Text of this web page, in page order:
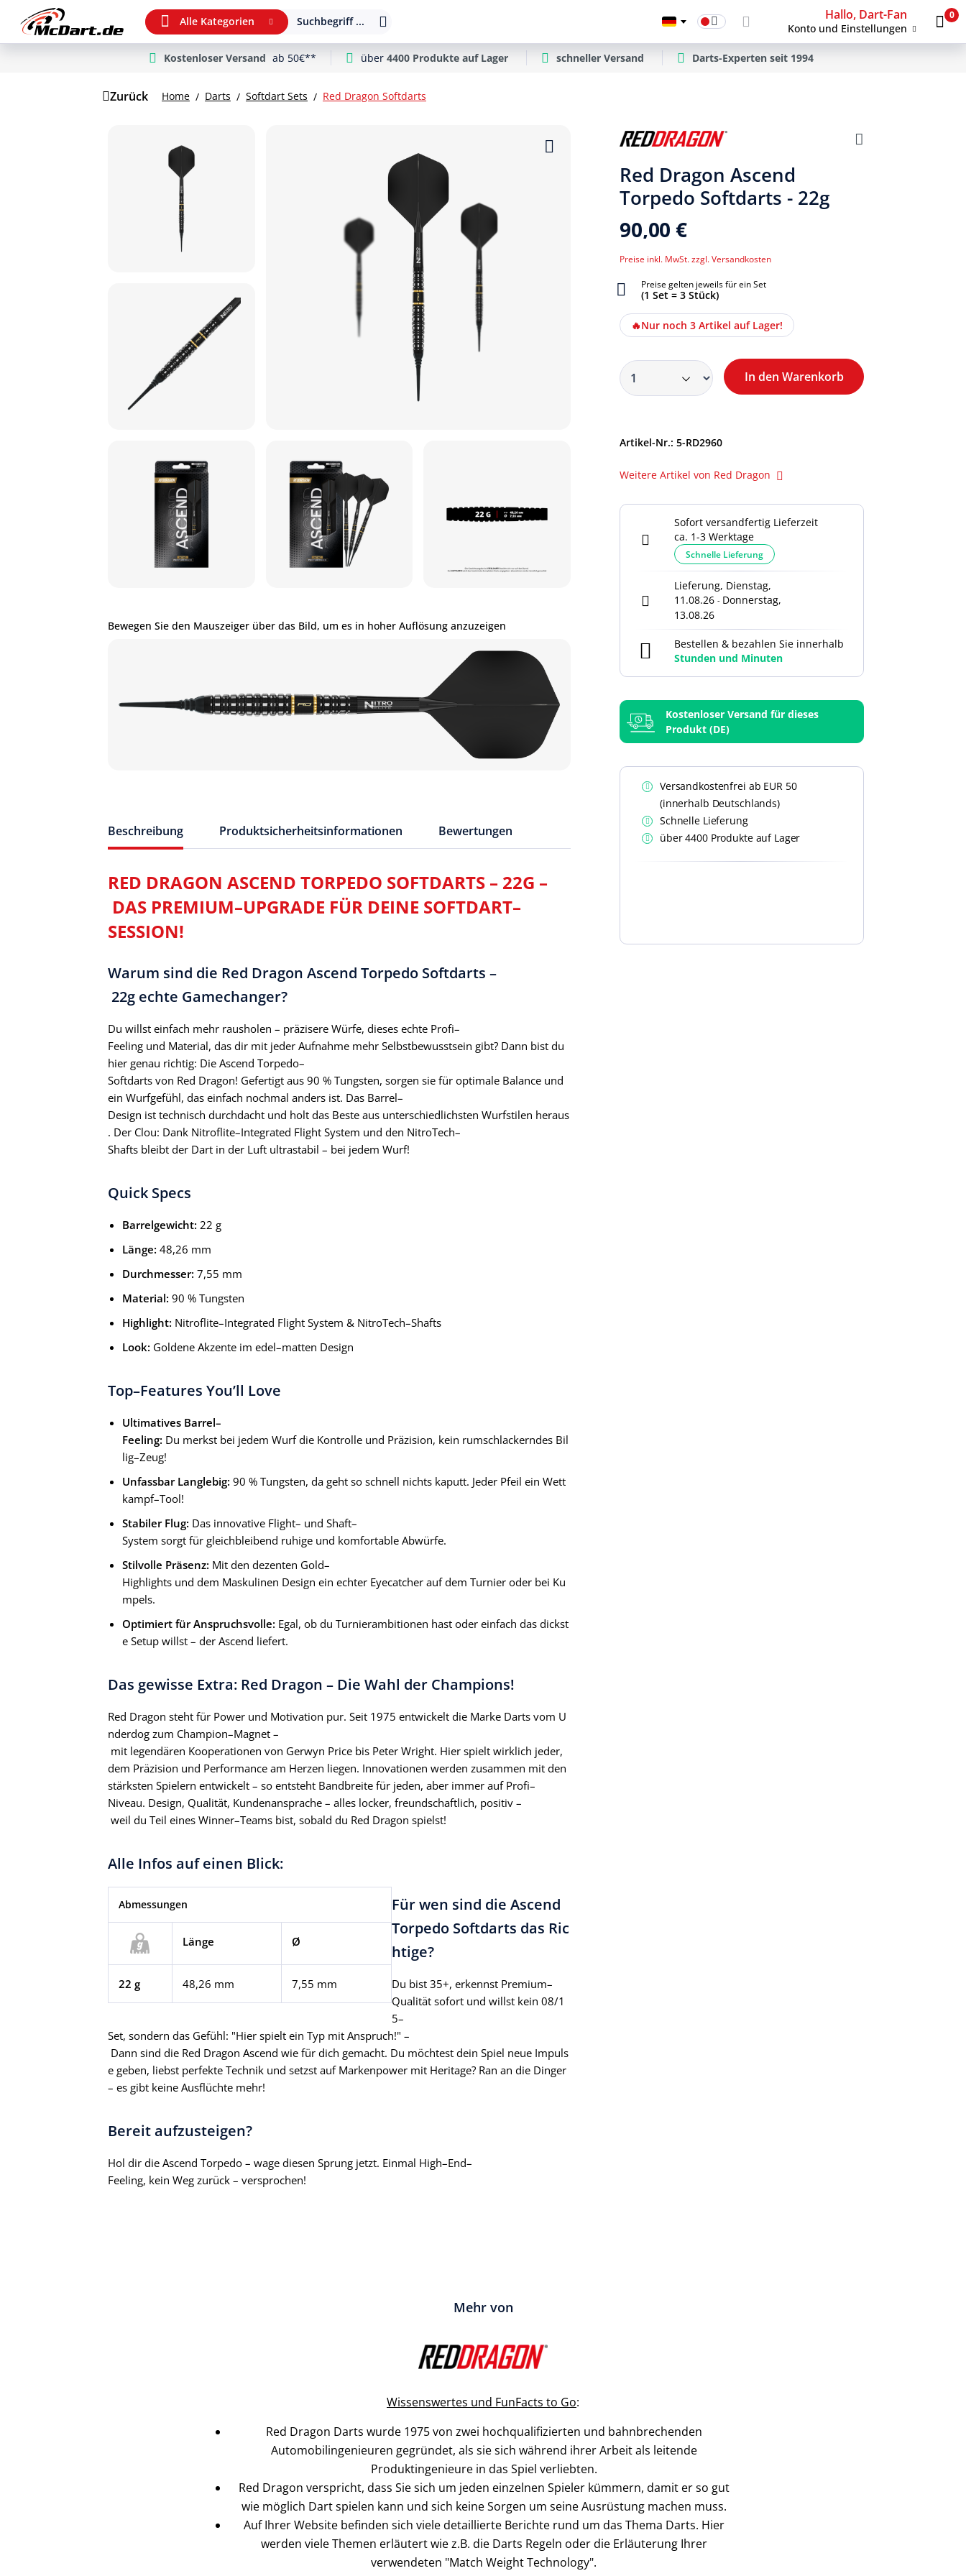
Zur Hauptnavigation springen
Alle Kategorien Suchbegriff ... Hallo, Dart-Fan
Konto und Einstellungen
0
Kostenloser Versand ab 50€** über 4400 Produkte auf Lager schneller Versand Darts-Experten seit 1994
Zurück Home Darts Softdart Sets Red Dragon Softdarts
Bewegen Sie den Mauszeiger über das Bild, um es in hoher Auflösung anzuzeigen
Beschreibung Produktsicherheitsinformationen Bewertungen
RED DRAGON ASCEND TORPEDO SOFTDARTS – 22G –
DAS PREMIUM–UPGRADE FÜR DEINE SOFTDART–
SESSION!
Warum sind die Red Dragon Ascend Torpedo Softdarts –
22g echte Gamechanger?
Du willst einfach mehr rausholen – präzisere Würfe, dieses echte Profi–
Feeling und Material, das dir mit jeder Aufnahme mehr Selbstbewusstsein gibt? Dann bist du
hier genau richtig: Die Ascend Torpedo–
Softdarts von Red Dragon! Gefertigt aus 90 % Tungsten, sorgen sie für optimale Balance und
ein Wurfgefühl, das einfach nochmal anders ist. Das Barrel–
Design ist technisch durchdacht und holt das Beste aus unterschiedlichsten Wurfstilen heraus
. Der Clou: Dank Nitroflite–Integrated Flight System und den NitroTech–
Shafts bleibt der Dart in der Luft ultrastabil – bei jedem Wurf!
Quick Specs
Barrelgewicht: 22 g
Länge: 48,26 mm
Durchmesser: 7,55 mm
Material: 90 % Tungsten
Highlight: Nitroflite–Integrated Flight System & NitroTech–Shafts
Look: Goldene Akzente im edel–matten Design
Top–Features You’ll Love
Ultimatives Barrel–
Feeling: Du merkst bei jedem Wurf die Kontrolle und Präzision, kein rumschlackerndes Bil
lig–Zeug!
Unfassbar Langlebig: 90 % Tungsten, da geht so schnell nichts kaputt. Jeder Pfeil ein Wett
kampf–Tool!
Stabiler Flug: Das innovative Flight– und Shaft–
System sorgt für gleichbleibend ruhige und komfortable Abwürfe.
Stilvolle Präsenz: Mit den dezenten Gold–
Highlights und dem Maskulinen Design ein echter Eyecatcher auf dem Turnier oder bei Ku
mpels.
Optimiert für Anspruchsvolle: Egal, ob du Turnierambitionen hast oder einfach das dickst
e Setup willst – der Ascend liefert.
Das gewisse Extra: Red Dragon – Die Wahl der Champions!
Red Dragon steht für Power und Motivation pur. Seit 1975 entwickelt die Marke Darts vom U
nderdog zum Champion–Magnet –
mit legendären Kooperationen von Gerwyn Price bis Peter Wright. Hier spielt wirklich jeder,
dem Präzision und Performance am Herzen liegen. Innovationen werden zusammen mit den
stärksten Spielern entwickelt – so entsteht Bandbreite für jeden, aber immer auf Profi–
Niveau. Design, Qualität, Kundenansprache – alles locker, freundschaftlich, positiv –
weil du Teil eines Winner–Teams bist, sobald du Red Dragon spielst!
Alle Infos auf einen Blick:
Abmessungen
Länge Ø
22 g 48,26 mm 7,55 mm
Für wen sind die Ascend
Torpedo Softdarts das Ric
htige?
Du bist 35+, erkennst Premium–
Qualität sofort und willst kein 08/1
5–
Set, sondern das Gefühl: "Hier spielt ein Typ mit Anspruch!" –
Dann sind die Red Dragon Ascend wie für dich gemacht. Du möchtest dein Spiel neue Impuls
e geben, liebst perfekte Technik und setzst auf Markenpower mit Heritage? Ran an die Dinger
– es gibt keine Ausflüchte mehr!
Bereit aufzusteigen?
Hol dir die Ascend Torpedo – wage diesen Sprung jetzt. Einmal High–End–
Feeling, kein Weg zurück – versprochen!
Red Dragon Ascend
Torpedo Softdarts - 22g
90,00 €
Preise inkl. MwSt. zzgl. Versandkosten
Preise gelten jeweils für ein Set
(1 Set = 3 Stück)
🔥Nur noch 3 Artikel auf Lager!
In den Warenkorb
Artikel-Nr.: 5-RD2960
Weitere Artikel von Red Dragon
Sofort versandfertig Lieferzeit
ca. 1-3 Werktage
Schnelle Lieferung
Lieferung, Dienstag,
11.08.26 - Donnerstag,
13.08.26
Bestellen & bezahlen Sie innerhalb
Stunden und Minuten
Kostenloser Versand für dieses
Produkt (DE)
Versandkostenfrei ab EUR 50
(innerhalb Deutschlands)
Schnelle Lieferung
über 4400 Produkte auf Lager
Mehr von
Wissenswertes und FunFacts to Go:
Red Dragon Darts wurde 1975 von zwei hochqualifizierten und bahnbrechenden
Automobilingenieuren gegründet, als sie sich während ihrer Arbeit als leitende
Produktingenieure in das Spiel verliebten.
Red Dragon verspricht, dass Sie sich um jeden einzelnen Spieler kümmern, damit er so gut
wie möglich Dart spielen kann und sich keine Sorgen um seine Ausrüstung machen muss.
Auf Ihrer Website befinden sich viele detaillierte Berichte rund um das Thema Darts. Hier
werden viele Themen erläutert wie z.B. die Darts Regeln oder die Erläuterung Ihrer
verwendeten "Match Weight Technology".